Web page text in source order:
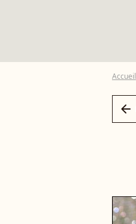
Accueil
arrow_left